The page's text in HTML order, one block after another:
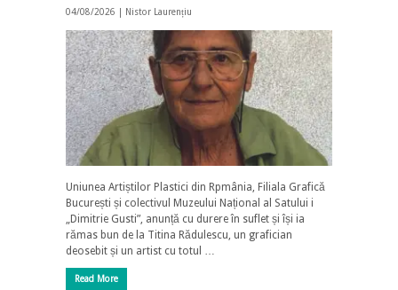
04/08/2026 | Nistor Laurențiu
Uniunea Artiștilor Plastici din Rpmânia, Filiala Grafică
București și colectivul Muzeului Național al Satului i
„Dimitrie Gusti”, anunță cu durere în suflet și își ia
rămas bun de la Titina Rădulescu, un grafician
deosebit și un artist cu totul …
Read More